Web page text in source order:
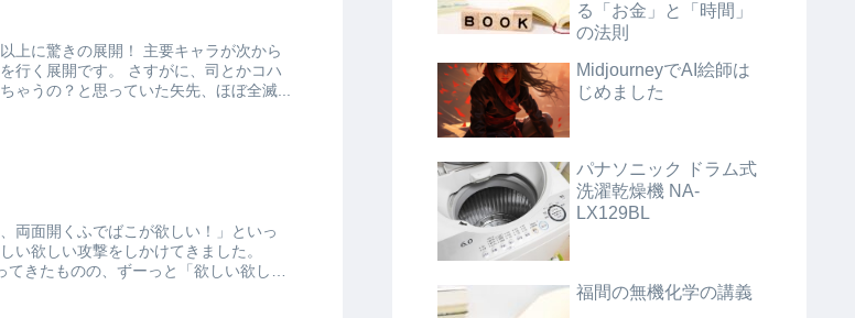
！ 主要キャラが次から
さすがに、司とかコハ
ゃうの？と思っていた矢先、ほぼ全滅...
両面開くふでばこが欲しい！」といっ
い欲しい攻撃をしかけてきました。
きたものの、ずーっと「欲しい欲し
る「お金」と「時間」
の法則
MidjourneyでAI絵師は
じめました
パナソニック ドラム式
洗濯乾燥機 NA-
LX129BL
福間の無機化学の講義